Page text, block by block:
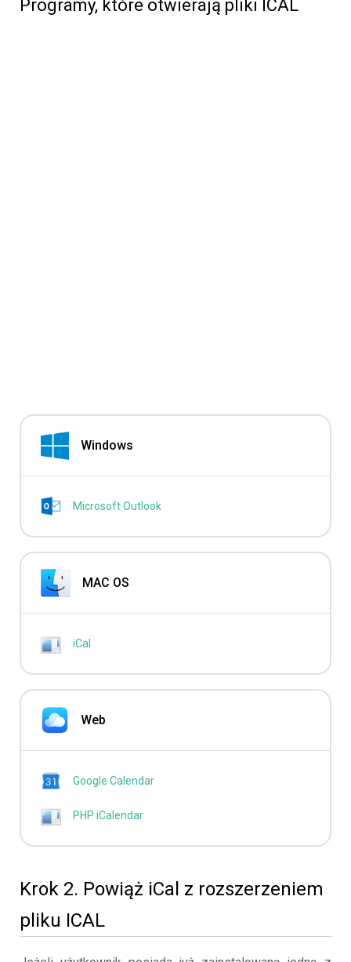
Programy, które otwierają pliki ICAL
Windows
Microsoft Outlook
MAC OS
iCal
Web
Google Calendar
PHP iCalendar
Krok 2. Powiąż iCal z rozszerzeniem
pliku ICAL